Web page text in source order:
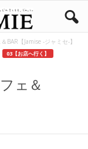
BAR【Jamise -ジャミセ-】
03【お店へ行く】
ェ＆